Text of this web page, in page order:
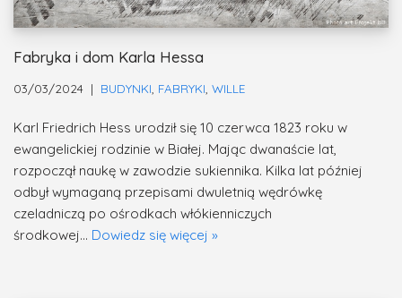
Fabryka i dom Karla Hessa
03/03/2024 BUDYNKI FABRYKI WILLE
Karl Friedrich Hess urodził się 10 czerwca 1823 roku w
ewangelickiej rodzinie w Białej. Mając dwanaście lat,
rozpoczął naukę w zawodzie sukiennika. Kilka lat później
odbył wymaganą przepisami dwuletnią wędrówkę
czeladniczą po ośrodkach włókienniczych
środkowej… Dowiedz się więcej »